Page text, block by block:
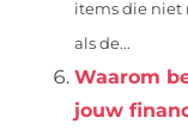
items die niet
als de...
Waarom
jouw